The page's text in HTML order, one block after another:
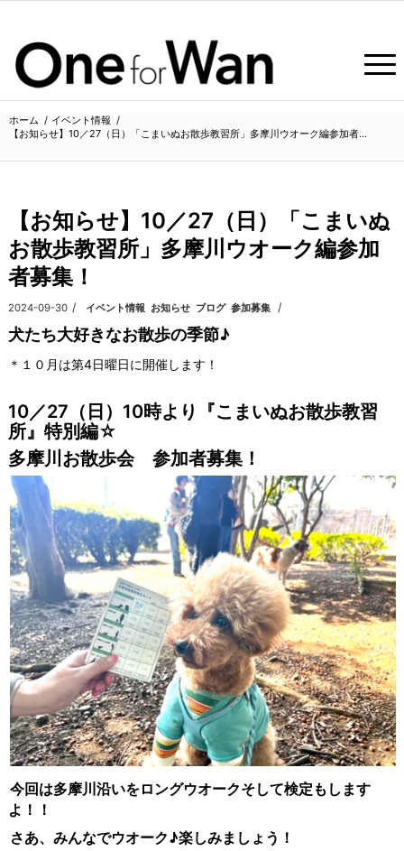
ホーム / イベント情報 /
【お知らせ】10／27（日）「こまいぬお散歩教習所」多摩川ウオーク編参加者...
【お知らせ】10／27（日）「こまいぬ
お散歩教習所」多摩川ウオーク編参加
者募集！
2024-09-30 /
カテゴリ: イベント情報 お知らせ, ブログ, 参加募集 /
犬たち大好きなお散歩の季節♪
＊１０月は第4日曜日に開催します！
10／27（日）10時より『こまいぬお散歩教習
所』特別編☆
多摩川お散歩会 参加者募集！
今回は多摩川沿いをロングウオークそして検定もします
よ！！
さあ、みんなでウオーク♪楽しみましょう！